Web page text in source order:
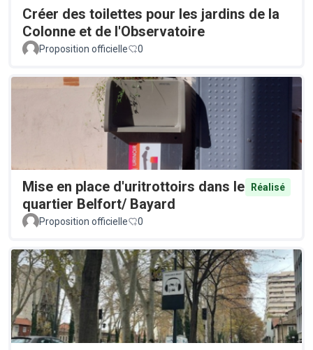
Créer des toilettes pour les jardins de la
Colonne et de l'Observatoire
Proposition officielle 0
Mise en place d'uritrottoirs dans le
quartier Belfort/ Bayard
Réalisé
Proposition officielle 0